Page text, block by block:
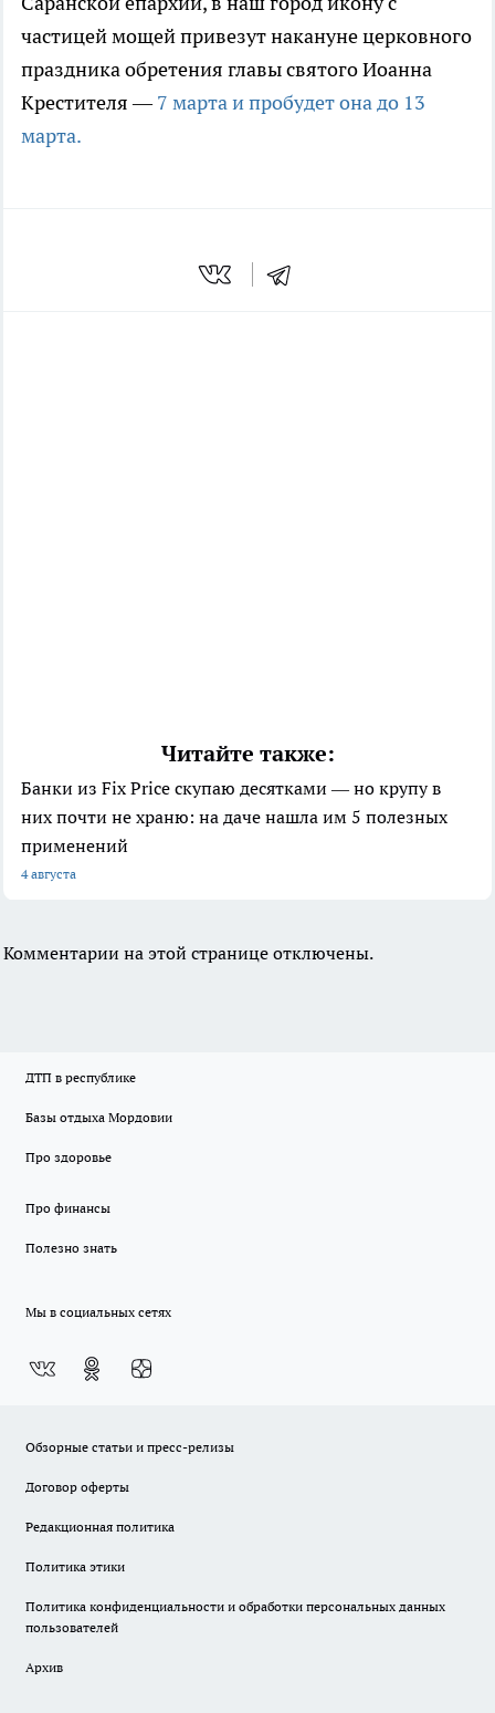
частицей мощей привезут накануне церковного
праздника обретения главы святого Иоанна
Крестителя —7 марта и пробудет она до 13
марта.
Читайте также:
Банки из Fix Price скупаю десятками — но крупу в
них почти не храню: на даче нашла им 5 полезных
применений
4 августа
Комментарии на этой странице отключены.
ДТП в республике
Базы отдыха Мордовии
Про здоровье
Про финансы
Полезно знать
Мы в социальных сетях
Обзорные статьи и пресс-релизы
Договор оферты
Редакционная политика
Политика этики
Политика конфиденциальности и обработки персональных данных
пользователей
Архив